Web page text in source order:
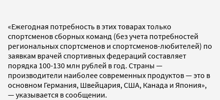
«Ежегодная потребность в этих товарах только
спортсменов сборных команд (без учета потребностей
региональных спортсменов и спортсменов-любителей) по
заявкам врачей спортивных федераций составляет
порядка 100-130 млн рублей в год. Страны —
производители наиболее современных продуктов — это в
основном Германия, Швейцария, США, Канада и Япония»,
— указывается в сообщении.